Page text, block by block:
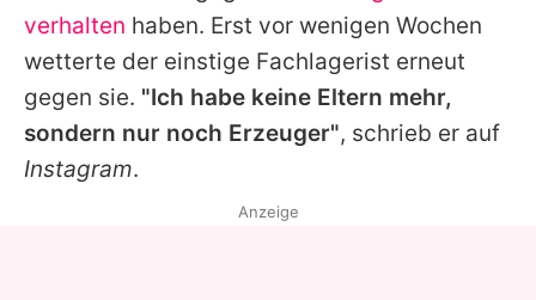
verhalten haben. Erst vor wenigen Wochen
wetterte der einstige Fachlagerist erneut
gegen sie. "Ich habe keine Eltern mehr,
sondern nur noch Erzeuger", schrieb er auf
Instagram.
Anzeige